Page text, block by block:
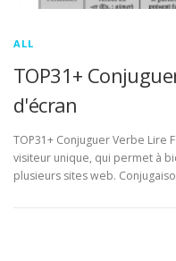
ALL
TOP31+
d'écran
TOP31+ Conjuguer Verbe Lire
visiteur unique, qui permet à
plusieurs sites web.